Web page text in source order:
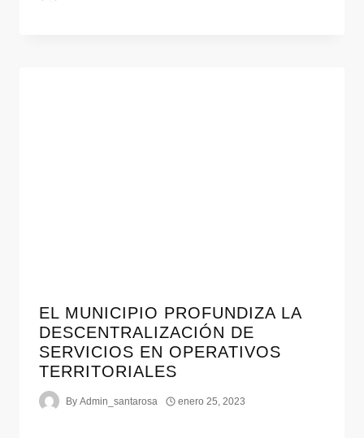
EL MUNICIPIO PROFUNDIZA LA
DESCENTRALIZACIÓN DE
SERVICIOS EN OPERATIVOS
TERRITORIALES
By Admin_santarosa enero 25, 2023